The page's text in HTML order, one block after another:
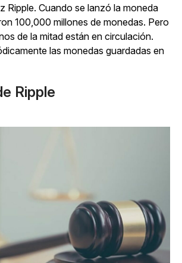
Ripple. Cuando se lanzó la moneda
100,000 millones de monedas. Pero
de la mitad están en circulación.
las monedas guardadas en
Ripple